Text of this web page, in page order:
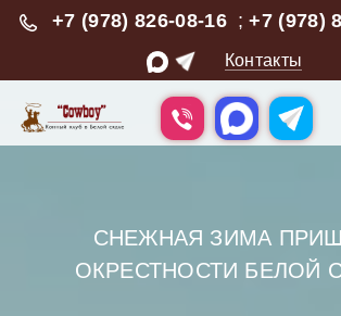
+7 (978) 826-08-16 ;+7 (978)
Контакты
СНЕЖНАЯ ЗИМА
ОКРЕСТНОСТИ БЕЛОЙ